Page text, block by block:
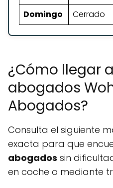
Domingo
Cerrado
¿Cómo llegar
abogados
Abogados?
Consulta el siguiente
exacta para que
abogados sin
en coche o mediante